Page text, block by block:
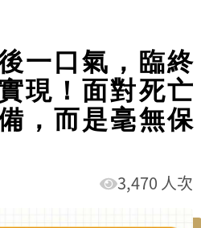
一口氣，臨終
現！面對死亡
，而是毫無保
3,470 人次